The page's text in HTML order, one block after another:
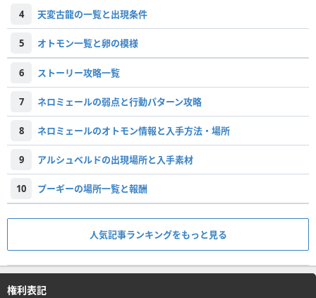
4 天変古龍の一覧と出現条件
5 オトモン一覧と卵の模様
6 ストーリー攻略一覧
7 ネロミェールの弱点と行動パターン攻略
8 ネロミェールのオトモン情報と入手方法・場所
9 アルシュベルドの出現場所と入手素材
10 プーギーの場所一覧と報酬
人気記事ランキングをもっと見る
権利表記